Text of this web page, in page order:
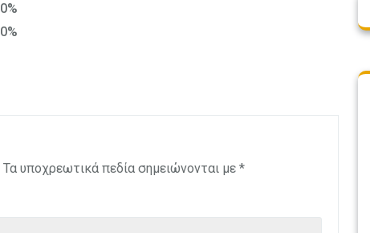
0%
0%
Τα υποχρεωτικά πεδία σημειώνονται με *